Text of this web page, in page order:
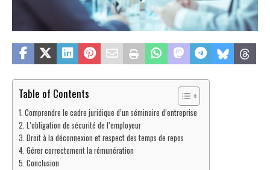
Table of Contents
Comprendre le cadre juridique d’un séminaire d’entreprise
L’obligation de sécurité de l’employeur
Droit à la déconnexion et respect des temps de repos
Gérer correctement la rémunération
Conclusion